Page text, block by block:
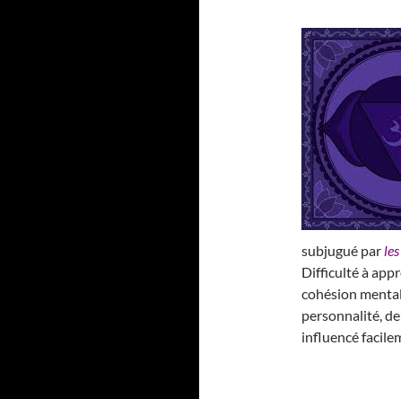
subjugué par
Difficulté à
cohésion
personnalité,
influencé